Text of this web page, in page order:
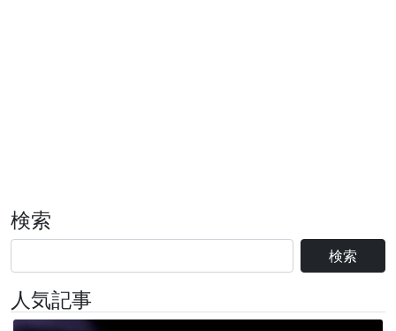
検索
検索
人気記事